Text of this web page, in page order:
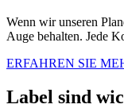
Wenn wir unseren
Auge behalten. Jede
ERFAHREN SIE
Label sind